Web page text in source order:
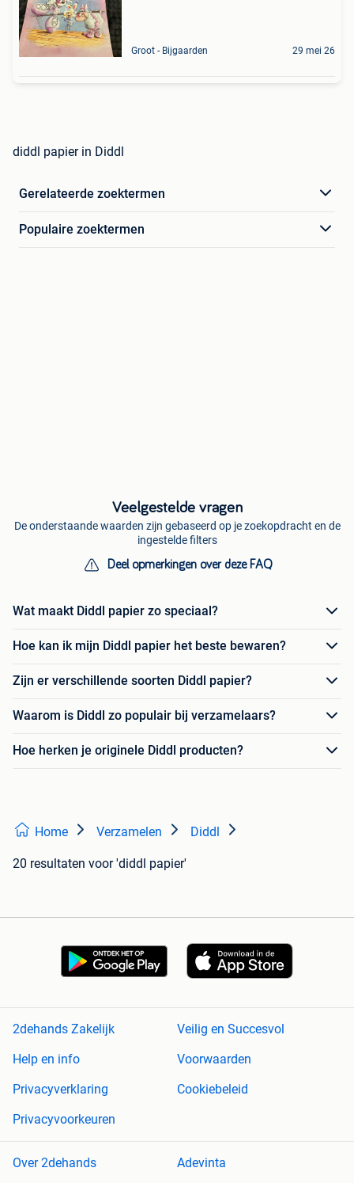
Groot - Bijgaarden 29 mei 26
diddl papier in Diddl
Gerelateerde zoektermen
Populaire zoektermen
Veelgestelde vragen
De onderstaande waarden zijn gebaseerd op je zoekopdracht en de
ingestelde filters
Deel opmerkingen over deze FAQ
Wat maakt Diddl papier zo speciaal?
Hoe kan ik mijn Diddl papier het beste bewaren?
Zijn er verschillende soorten Diddl papier?
Waarom is Diddl zo populair bij verzamelaars?
Hoe herken je originele Diddl producten?
Home Verzamelen Diddl
20 resultaten voor 'diddl papier'
2dehands Zakelijk
Veilig en Succesvol
Help en info
Voorwaarden
Privacyverklaring
Cookiebeleid
Privacyvoorkeuren
Over 2dehands Adevinta